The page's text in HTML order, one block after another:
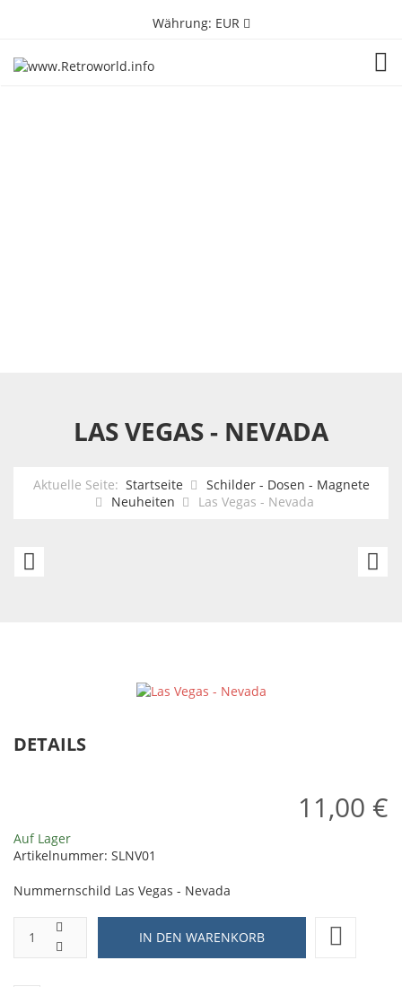
Währung: EUR
LAS VEGAS - NEVADA
Aktuelle Seite: Startseite
Schilder - Dosen - Magnete
Neuheiten
Las Vegas - Nevada
DETAILS
11,00 €
Auf Lager
Artikelnummer: SLNV01
Nummernschild Las Vegas - Nevada